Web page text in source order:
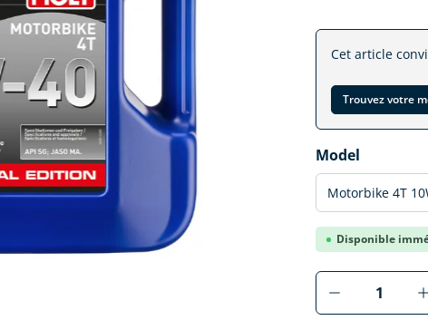
Cet article
Trouvez votre
Model
Sélectionner
Disponible
Produkt